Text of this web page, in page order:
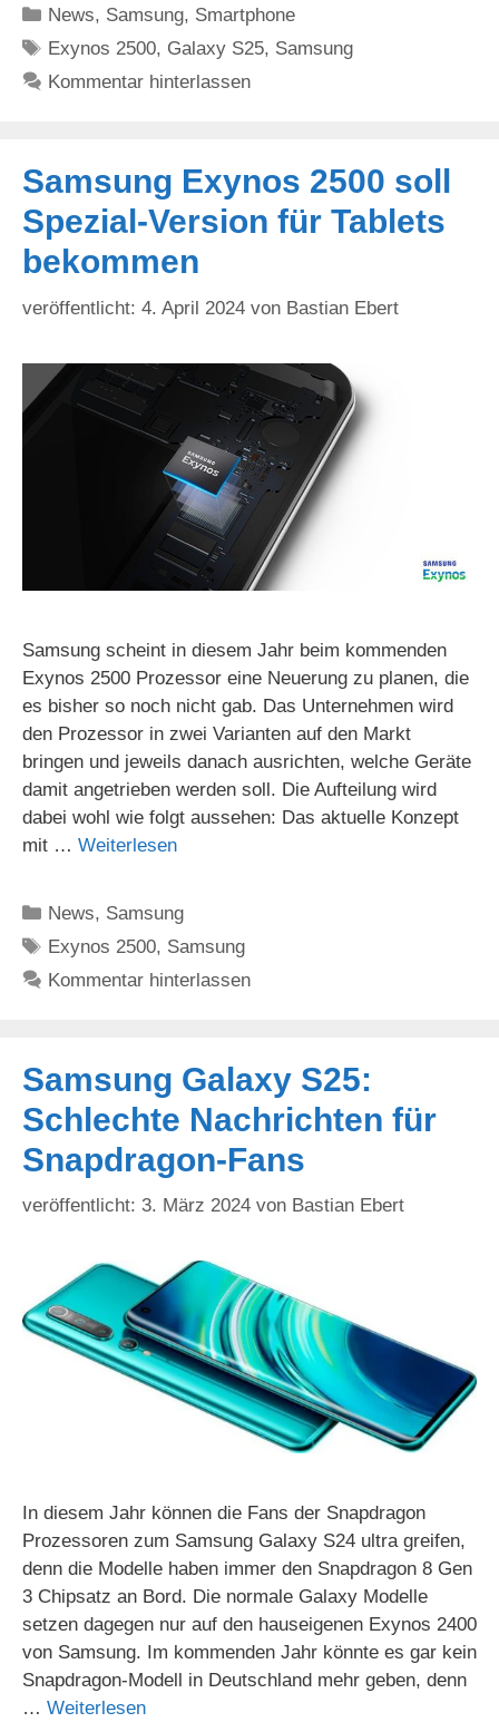
Kategorien
News, Samsung, Smartphone
Schlagwörter
Exynos 2500, Galaxy S25, Samsung
Kommentar hinterlassen
Samsung Exynos 2500 soll
Spezial-Version für Tablets
bekommen
4. April 2024 von Bastian Ebert
Samsung scheint in diesem Jahr beim kommenden
Exynos 2500 Prozessor eine Neuerung zu planen, die
es bisher so noch nicht gab. Das Unternehmen wird
den Prozessor in zwei Varianten auf den Markt
bringen und jeweils danach ausrichten, welche Geräte
damit angetrieben werden soll. Die Aufteilung wird
dabei wohl wie folgt aussehen: Das aktuelle Konzept
mit … Weiterlesen
Kategorien
News, Samsung
Schlagwörter
Exynos 2500, Samsung
Kommentar hinterlassen
Samsung Galaxy S25:
Schlechte Nachrichten für
Snapdragon-Fans
3. März 2024 von Bastian Ebert
In diesem Jahr können die Fans der Snapdragon
Prozessoren zum Samsung Galaxy S24 ultra greifen,
denn die Modelle haben immer den Snapdragon 8 Gen
3 Chipsatz an Bord. Die normale Galaxy Modelle
setzen dagegen nur auf den hauseigenen Exynos 2400
von Samsung. Im kommenden Jahr könnte es gar kein
Snapdragon-Modell in Deutschland mehr geben, denn
… Weiterlesen